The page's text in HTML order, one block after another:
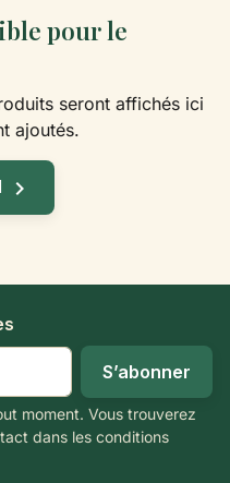
pour le
seront affichés ici
ajoutés.

moment. Vous trouverez
dans les conditions